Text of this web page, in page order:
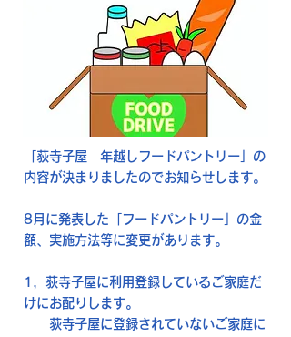
「荻寺子屋 年越しフードパントリー」の
内容が決まりましたのでお知らせします。
8月に発表した「フードパントリー」の金
額、実施方法等に変更があります。
1，荻寺子屋に利用登録しているご家庭だ
けにお配りします。
荻寺子屋に登録されていないご家庭に